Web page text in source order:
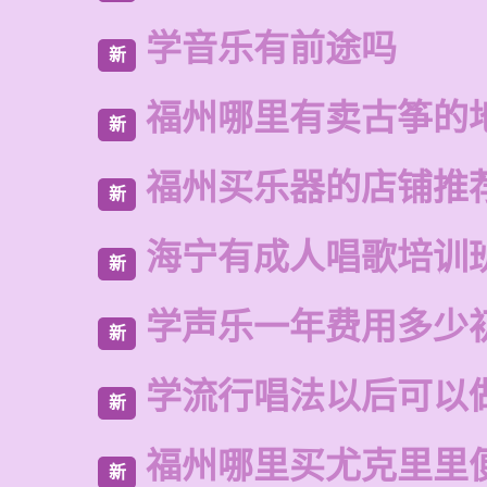
新 学音乐有前途吗
新 福州哪里有卖古筝的
新 福州买乐器的店铺推
新 海宁有成人唱歌培训
新 学声乐一年费用多少
新 学流行唱法以后可以
新 福州哪里买尤克里里